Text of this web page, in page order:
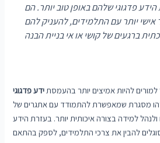
הידע פדגוגי שלהם באופן טוב יותר. הם
אישי יותר עם התלמידים, להעניק להם
להיות אמיצים יותר בהעמסת ידע פדגוגי
מסגרת שמאפשרת להתמודד עם אתגרים של
למידה בצורה איכותית יותר. בעזרת הידע
להבין את צרכי התלמידים, לספק בהתאם